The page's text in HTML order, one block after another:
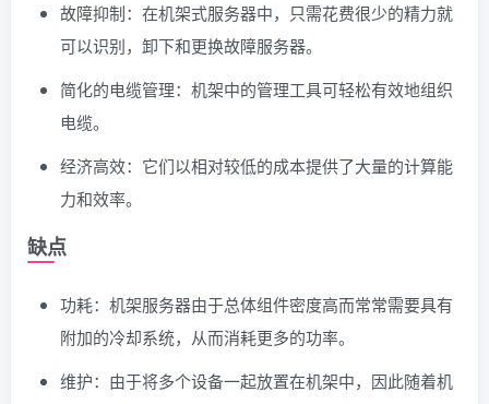
故障抑制：在机架式服务器中，只需花费很少的精力就
可以识别，卸下和更换故障服务器。
简化的电缆管理：机架中的管理工具可轻松有效地组织
电缆。
经济高效：它们以相对较低的成本提供了大量的计算能
力和效率。
缺点
功耗：机架服务器由于总体组件密度高而常常需要具有
附加的冷却系统，从而消耗更多的功率。
维护：由于将多个设备一起放置在机架中，因此随着机